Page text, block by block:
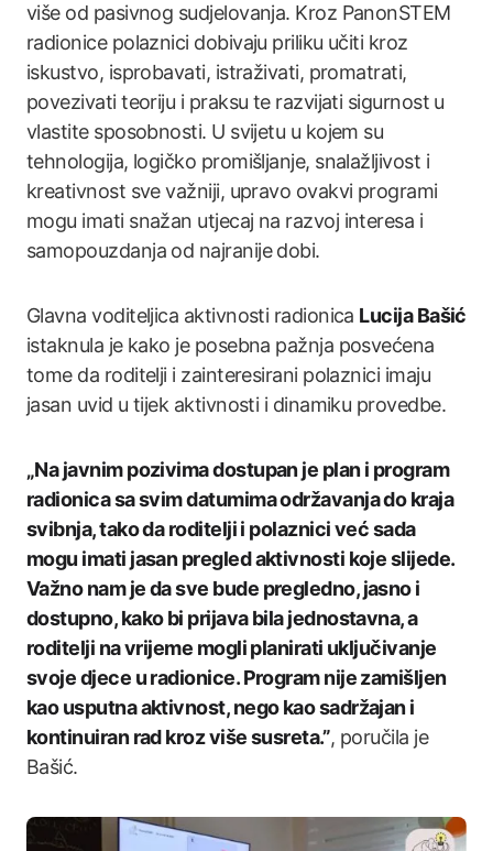
više od pasivnog sudjelovanja. Kroz PanonSTEM
radionice polaznici dobivaju priliku učiti kroz
iskustvo, isprobavati, istraživati, promatrati,
povezivati teoriju i praksu te razvijati sigurnost u
vlastite sposobnosti. U svijetu u kojem su
tehnologija, logičko promišljanje, snalažljivost i
kreativnost sve važniji, upravo ovakvi programi
mogu imati snažan utjecaj na razvoj interesa i
samopouzdanja od najranije dobi.
Glavna voditeljica aktivnosti radionica Lucija Bašić
istaknula je kako je posebna pažnja posvećena
tome da roditelji i zainteresirani polaznici imaju
jasan uvid u tijek aktivnosti i dinamiku provedbe.
„Na javnim pozivima dostupan je plan i program
radionica sa svim datumima održavanja do kraja
svibnja, tako da roditelji i polaznici već sada
mogu imati jasan pregled aktivnosti koje slijede.
Važno nam je da sve bude pregledno, jasno i
dostupno, kako bi prijava bila jednostavna, a
roditelji na vrijeme mogli planirati uključivanje
svoje djece u radionice. Program nije zamišljen
kao usputna aktivnost, nego kao sadržajan i
kontinuiran rad kroz više susreta.”, poručila je
Bašić.